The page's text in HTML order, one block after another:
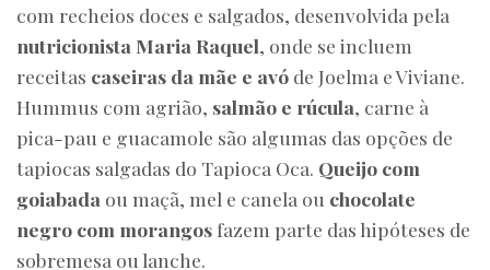
com recheios doces e salgados, desenvolvida pela
nutricionista Maria Raquel, onde se incluem
receitas caseiras da mãe e avó de Joelma e Viviane.
Hummus com agrião, salmão e rúcula, carne à
pica-pau e guacamole são algumas das opções de
tapiocas salgadas do Tapioca Oca. Queijo com
goiabada ou maçã, mel e canela ou chocolate
negro com morangos fazem parte das hipóteses de
sobremesa ou lanche.